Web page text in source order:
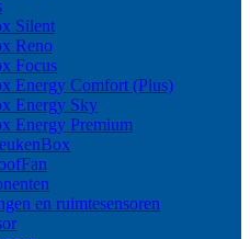
Silent
Reno
Focus
Energy Comfort (Plus)
Energy Sky
Energy Premium
en ruimtesensoren